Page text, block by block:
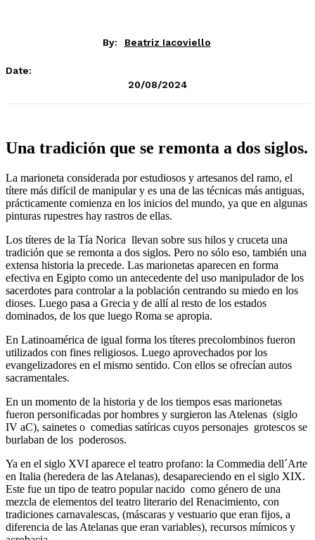
By: Beatriz Iacoviello
Date:
20/08/2024
Una tradición que se remonta a dos siglos.
La marioneta considerada por estudiosos y artesanos del ramo, el
títere más difícil de manipular y es una de las técnicas más antiguas,
prácticamente comienza en los inicios del mundo, ya que en algunas
pinturas rupestres hay rastros de ellas.
Los títeres de la Tía Norica llevan sobre sus hilos y cruceta una
tradición que se remonta a dos siglos. Pero no sólo eso, también una
extensa historia la precede. Las marionetas aparecen en forma
efectiva en Egipto como un antecedente del uso manipulador de los
sacerdotes para controlar a la población centrando su miedo en los
dioses. Luego pasa a Grecia y de allí al resto de los estados
dominados, de los que luego Roma se apropia.
En Latinoamérica de igual forma los títeres precolombinos fueron
utilizados con fines religiosos. Luego aprovechados por los
evangelizadores en el mismo sentido. Con ellos se ofrecían autos
sacramentales.
En un momento de la historia y de los tiempos esas marionetas
fueron personificadas por hombres y surgieron las Atelenas (siglo
IV aC), sainetes o comedias satíricas cuyos personajes grotescos se
burlaban de los poderosos.
Ya en el siglo XVI aparece el teatro profano: la Commedia dell´Arte
en Italia (heredera de las Atelanas), desapareciendo en el siglo XIX.
Este fue un tipo de teatro popular nacido como género de una
mezcla de elementos del teatro literario del Renacimiento, con
tradiciones carnavalescas, (máscaras y vestuario que eran fijos, a
diferencia de las Atelanas que eran variables), recursos mímicos y